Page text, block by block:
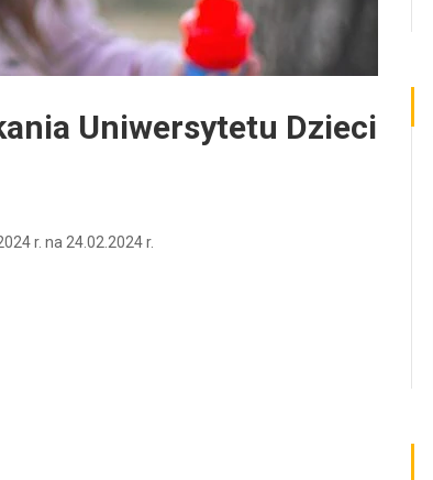
Uniwersytetu Dzieci
r. na 24.02.2024 r.